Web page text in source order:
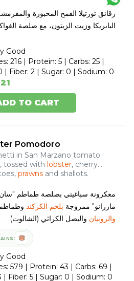
رقائق تورتيلا القمح المخبوزة
البابريكا وزيت الزيتون، مع صلصة
Good
216 | Protein: 5 | Carbs: 25 |
| Fiber: 2 | Sugar: 0 | Sodium: 0
TO CART
Pomodoro
in San Marzano tomato
tossed with lobster, cherry
prawns and shallots.
معكرونة سباغيتي بصلصة طماطم "سان
مارزانو" ممزوجة بلحم الكركند وطماطم
والروبيان والبصل الكراثي (الشالوت).
Good
579 | Protein: 43 | Carbs: 69 |
| Fiber: 5 | Sugar: 0 | Sodium: 0